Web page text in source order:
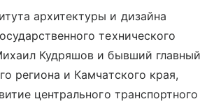
архитектуры и дизайна
технического
Кудряшов и бывший главный
региона и Камчатского края,
центрального транспортного